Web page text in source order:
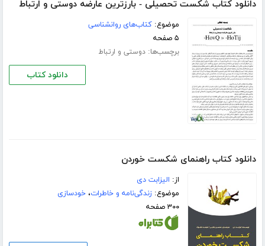
دانلود کتاب شکست تحصیلی - بارزترین عارضه دوستی و ارتباط
موضوع:کتاب‌های روانشناسی
۵ صفحه
برچسب‌ها:دوستی و ارتباط
دانلود کتاب
دانلود کتاب راهنمای شکست خوردن
از: الیزابت دی
موضوع:زندگی‌نامه و خاطرات،خودسازی
۳۰۰ صفحه